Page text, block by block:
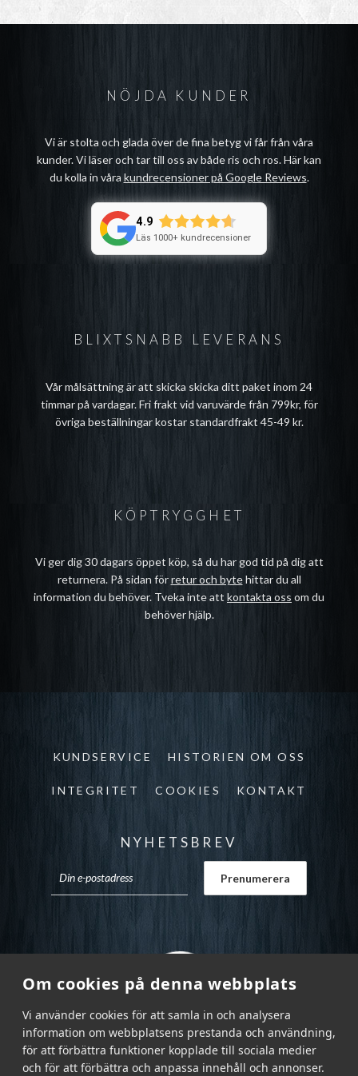
Om cookies på denna webbplats
Vi använder cookies för att samla in och analysera
information om webbplatsens prestanda och användning,
för att förbättra funktioner kopplade till sociala medier
och för att förbättra och anpassa innehåll och annonser.
BLIXTSNABB LEVERANS
Vår målsättning är att skicka skicka ditt paket inom 24
timmar på vardagar. Fri frakt vid varuvärde från 799kr, för
övriga beställningar kostar standardfrakt 45-49 kr.
NÖJDA KUNDER
Vi är stolta och glada över de fina betyg vi får från våra
kunder. Vi läser och tar till oss av både ris och ros. Här kan
du kolla in våra kundrecensioner på Google Reviews.
4.9
Läs 1000+ kundrecensioner
KÖPTRYGGHET
Vi ger dig 30 dagars öppet köp, så du har god tid på dig att
returnera. På sidan förretur och bytehittar du all
information du behöver. Tveka inte att kontakta oss om du
behöver hjälp.
KUNDSERVICE HISTORIEN OM OSS
INTEGRITET COOKIES KONTAKT
NYHETSBREV